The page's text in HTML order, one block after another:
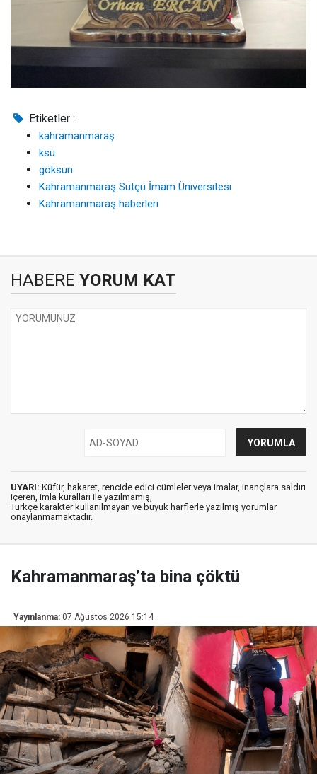
Etiketler :
kahramanmaraş
ksü
göksun
Kahramanmaraş Sütçü İmam Üniversitesi
Kahramanmaraş haberleri
HABERE YORUM KAT
UYARI: Küfür, hakaret, rencide edici cümleler veya imalar, inançlara saldırı
içeren, imla kuralları ile yazılmamış,
Türkçe karakter kullanılmayan ve büyük harflerle yazılmış yorumlar
onaylanmamaktadır.
Kahramanmaraş’ta bina çöktü
Yayınlanma: 07 Ağustos 2026 15:14